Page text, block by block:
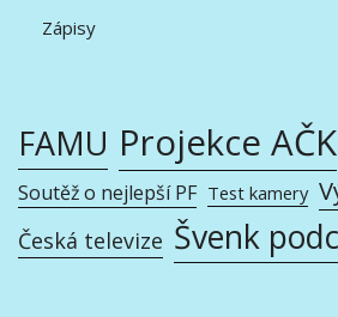
Zápisy
FAMU Projekce AČK
Soutěž o nejlepší PF Test kamery
Česká televize Švenk